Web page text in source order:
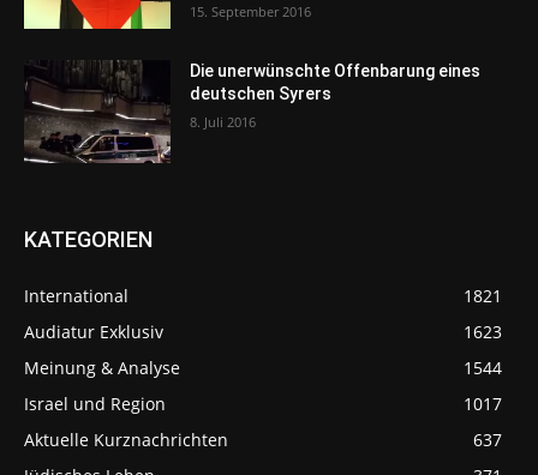
15. September 2016
Die unerwünschte Offenbarung eines
deutschen Syrers
8. Juli 2016
KATEGORIEN
International
1821
Audiatur Exklusiv
1623
Meinung & Analyse
1544
Israel und Region
1017
Aktuelle Kurznachrichten
637